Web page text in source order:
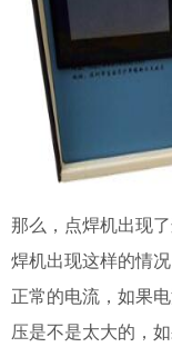
那么，点焊机出现
焊机出现这样的情
正常的电流，如果
压是不是太大的，